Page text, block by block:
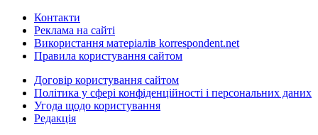
Контакти
Реклама на сайті
Використання матеріалів korrespondent.net
Правила користування сайтом
Договір користування сайтом
Політика у сфері конфіденційності і персональних даних
Угода щодо користування
Редакція